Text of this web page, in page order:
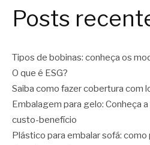
Posts
Tipos de bobinas: conheça os
O que é ESG?
Saiba como fazer cobertura com
Embalagem para gelo: Conheça
custo-benefício
Plástico para embalar sofá: